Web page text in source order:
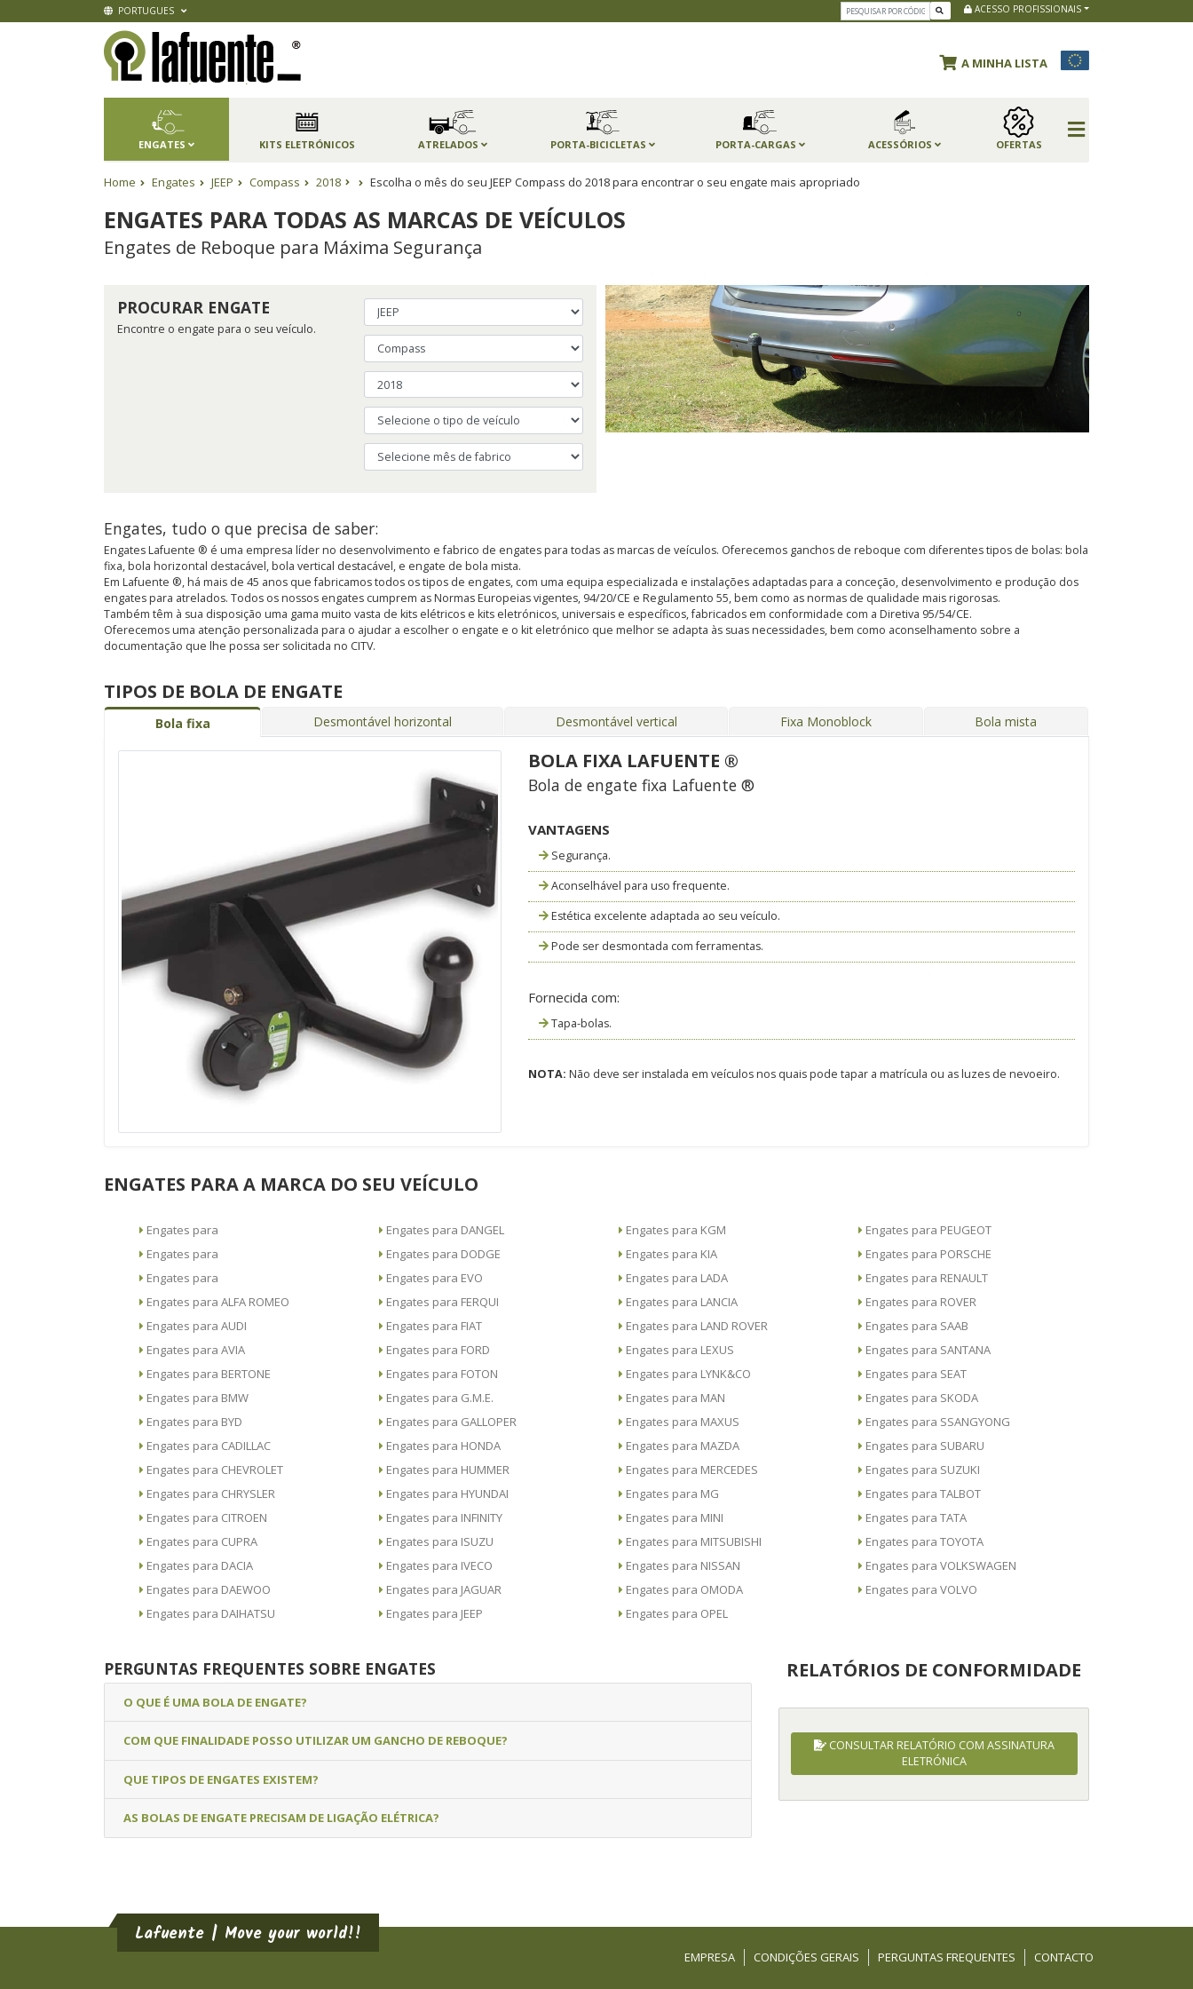
PORTUGUES ACESSO PROFISSIONAIS
A MINHA LISTA
ENGATES KITS ELETRÓNICOS ATRELADOS PORTA-BICICLETAS PORTA-CARGAS ACESSÓRIOS OFERTAS
Home Engates JEEP Compass 2018 Escolha o mês do seu JEEP Compass do 2018 para encontrar o seu engate mais apropriado
ENGATES PARA TODAS AS MARCAS DE VEÍCULOS
Engates de Reboque para Máxima Segurança
PROCURAR ENGATE
Encontre o engate para o seu veículo.
Engates, tudo o que precisa de saber:
Engates Lafuente ® é uma empresa líder no desenvolvimento e fabrico de engates para todas as marcas de veículos. Oferecemos ganchos de reboque com diferentes tipos de bolas: bola
fixa, bola horizontal destacável, bola vertical destacável, e engate de bola mista.
Em Lafuente ®, há mais de 45 anos que fabricamos todos os tipos de engates, com uma equipa especializada e instalações adaptadas para a conceção, desenvolvimento e produção dos
engates para atrelados. Todos os nossos engates cumprem as Normas Europeias vigentes, 94/20/CE e Regulamento 55, bem como as normas de qualidade mais rigorosas.
Também têm à sua disposição uma gama muito vasta de kits elétricos e kits eletrónicos, universais e específicos, fabricados em conformidade com a Diretiva 95/54/CE.
Oferecemos uma atenção personalizada para o ajudar a escolher o engate e o kit eletrónico que melhor se adapta às suas necessidades, bem como aconselhamento sobre a
documentação que lhe possa ser solicitada no CITV.
TIPOS DE BOLA DE ENGATE
Bola fixa Desmontável horizontal Desmontável vertical Fixa Monoblock Bola mista
BOLA FIXA LAFUENTE ®
Bola de engate fixa Lafuente ®
VANTAGENS
Segurança.
Aconselhável para uso frequente.
Estética excelente adaptada ao seu veículo.
Pode ser desmontada com ferramentas.
Fornecida com:
Tapa-bolas.
NOTA: Não deve ser instalada em veículos nos quais pode tapar a matrícula ou as luzes de nevoeiro.
ENGATES PARA A MARCA DO SEU VEÍCULO
Engates para
Engates para
Engates para
Engates para ALFA ROMEO
Engates para AUDI
Engates para AVIA
Engates para BERTONE
Engates para BMW
Engates para BYD
Engates para CADILLAC
Engates para CHEVROLET
Engates para CHRYSLER
Engates para CITROEN
Engates para CUPRA
Engates para DACIA
Engates para DAEWOO
Engates para DAIHATSU
Engates para DANGEL
Engates para DODGE
Engates para EVO
Engates para FERQUI
Engates para FIAT
Engates para FORD
Engates para FOTON
Engates para G.M.E.
Engates para GALLOPER
Engates para HONDA
Engates para HUMMER
Engates para HYUNDAI
Engates para INFINITY
Engates para ISUZU
Engates para IVECO
Engates para JAGUAR
Engates para JEEP
Engates para KGM
Engates para KIA
Engates para LADA
Engates para LANCIA
Engates para LAND ROVER
Engates para LEXUS
Engates para LYNK&CO
Engates para MAN
Engates para MAXUS
Engates para MAZDA
Engates para MERCEDES
Engates para MG
Engates para MINI
Engates para MITSUBISHI
Engates para NISSAN
Engates para OMODA
Engates para OPEL
Engates para PEUGEOT
Engates para PORSCHE
Engates para RENAULT
Engates para ROVER
Engates para SAAB
Engates para SANTANA
Engates para SEAT
Engates para SKODA
Engates para SSANGYONG
Engates para SUBARU
Engates para SUZUKI
Engates para TALBOT
Engates para TATA
Engates para TOYOTA
Engates para VOLKSWAGEN
Engates para VOLVO
PERGUNTAS FREQUENTES SOBRE ENGATES
O QUE É UMA BOLA DE ENGATE?
COM QUE FINALIDADE POSSO UTILIZAR UM GANCHO DE REBOQUE?
QUE TIPOS DE ENGATES EXISTEM?
AS BOLAS DE ENGATE PRECISAM DE LIGAÇÃO ELÉTRICA?
RELATÓRIOS DE CONFORMIDADE
CONSULTAR RELATÓRIO COM ASSINATURA
ELETRÓNICA
Lafuente | Move your world!!
EMPRESA CONDIÇÕES GERAIS PERGUNTAS FREQUENTES CONTACTO